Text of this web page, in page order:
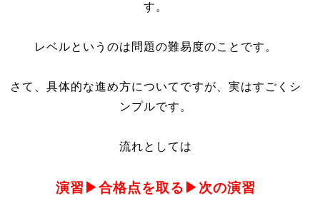
す。
レベルというのは問題の難易度のことです。
さて、具体的な進め方についてですが、実はすごくシ
ンプルです。
流れとしては
演習▶︎合格点を取る▶︎次の演習